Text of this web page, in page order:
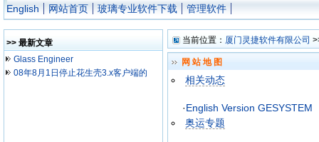
English 网站首页 玻璃专业软件下载 管理软件
>> 最新文章
Glass Engineer
08年8月1日停止花生壳3.x客户端的
当前位置： 厦门灵捷软件有限公司
网站地图
相关动态
·English Version GESYSTEM
奥运专题